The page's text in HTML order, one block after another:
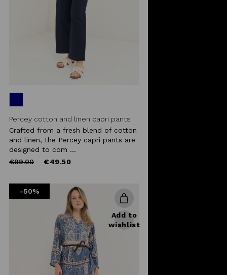
Percey cotton and linen capri pants
Crafted from a fresh blend of cotton
and linen, the Percey capri pants are
designed to com ...
Price
€99.00to €49.50
-50%
Add to
wishlist